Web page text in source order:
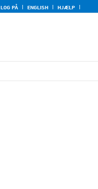
LOG PÅ ENGLISH HJÆLP